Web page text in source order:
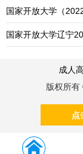
国家开放大学（
国家开放大学辽宁
成人
版权所
点